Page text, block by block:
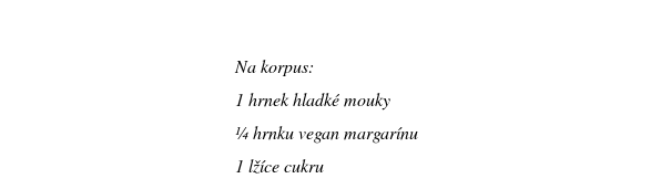
Na korpus:
1 hrnek hladké mouky
¼ hrnku vegan margarínu
1 lžíce cukru